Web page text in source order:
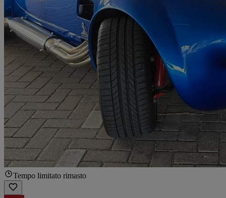
Tempo limitato rimasto